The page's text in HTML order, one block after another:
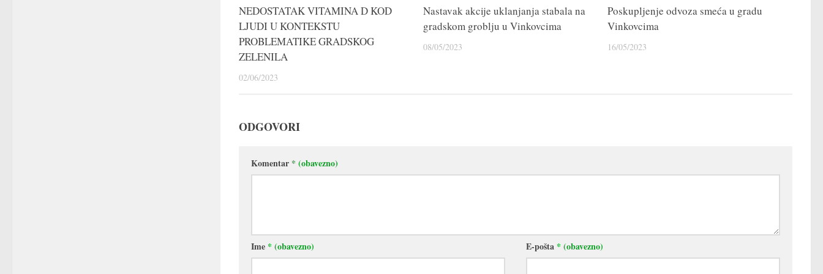
NEDOSTATAK VITAMINA D KOD
LJUDI U KONTEKSTU
PROBLEMATIKE GRADSKOG
ZELENILA
02/06/2023
Nastavak akcije uklanjanja stabala na
gradskom groblju u Vinkovcima
08/05/2023
Poskupljenje odvoza smeća u gradu
Vinkovcima
16/05/2023
ODGOVORI
Komentar * (obavezno)
Ime * (obavezno) E-pošta * (obavezno)